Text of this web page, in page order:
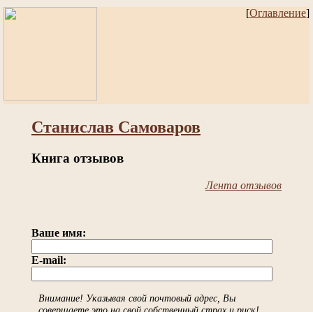
[Оглавление]
Станислав Самоваров
Книга отзывов
Лента отзывов
Ваше имя:
E-mail:
Внимание! Указывая свой почтовый адрес, Вы